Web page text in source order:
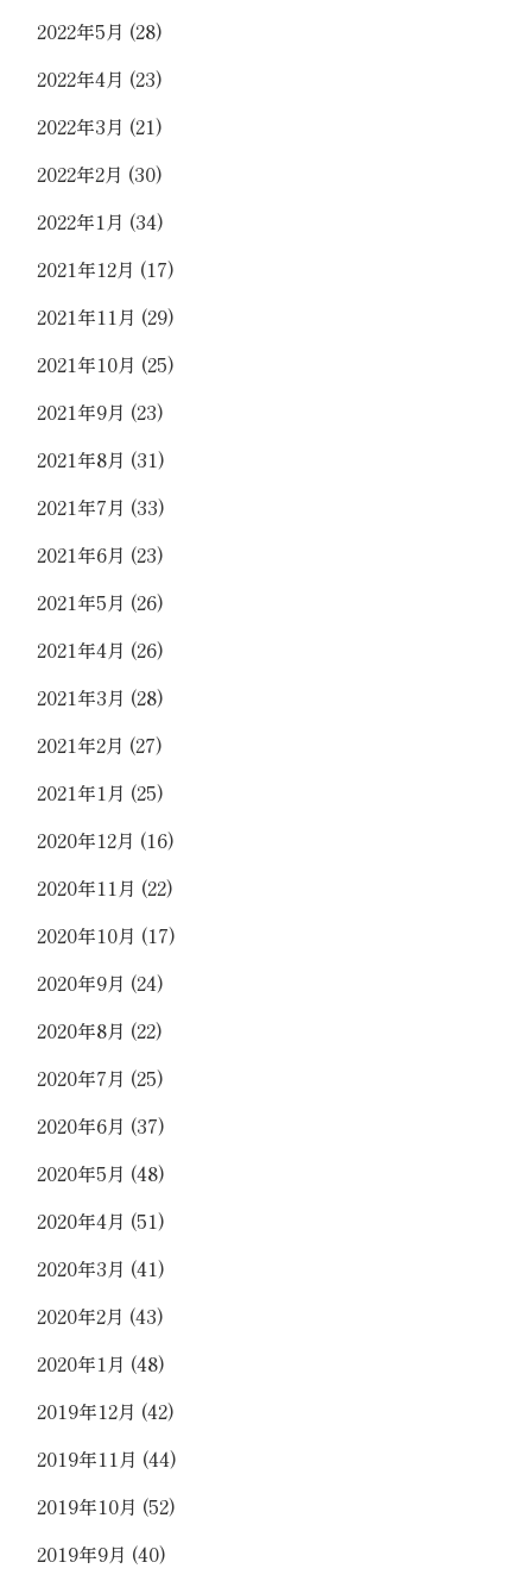
2022年5月 (28)
2022年4月 (23)
2022年3月 (21)
2022年2月 (30)
2022年1月 (34)
2021年12月 (17)
2021年11月 (29)
2021年10月 (25)
2021年9月 (23)
2021年8月 (31)
2021年7月 (33)
2021年6月 (23)
2021年5月 (26)
2021年4月 (26)
2021年3月 (28)
2021年2月 (27)
2021年1月 (25)
2020年12月 (16)
2020年11月 (22)
2020年10月 (17)
2020年9月 (24)
2020年8月 (22)
2020年7月 (25)
2020年6月 (37)
2020年5月 (48)
2020年4月 (51)
2020年3月 (41)
2020年2月 (43)
2020年1月 (48)
2019年12月 (42)
2019年11月 (44)
2019年10月 (52)
2019年9月 (40)